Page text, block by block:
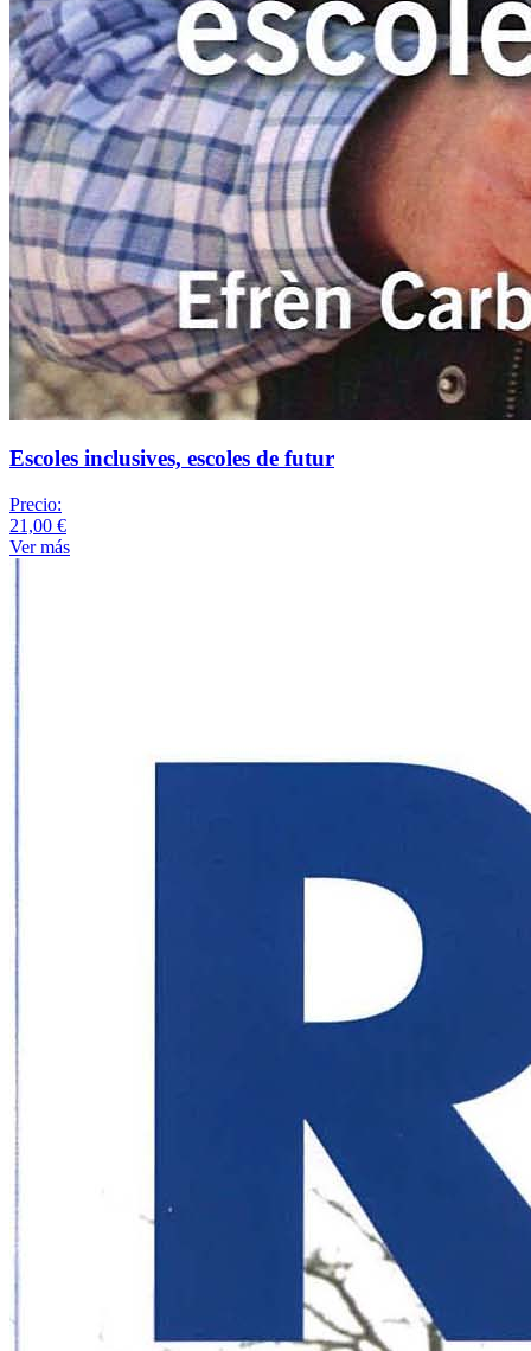
Escoles inclusives, escoles de futur
Precio:
21,00 €
Ver más